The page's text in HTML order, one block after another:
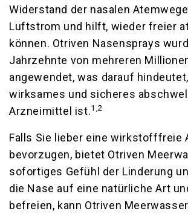
Widerstand der nasalen
Luftstrom und hilft, wieder freier
können. Otriven Nasensprays
Jahrzehnte von mehreren
angewendet, was darauf
wirksames und sicheres
Arzneimittel ist.1,2
Falls Sie lieber eine wirkstofffreie
bevorzugen, bietet Otriven
sofortiges Gefühl der Linderung
die Nase auf eine natürliche Art
befreien, kann Otriven